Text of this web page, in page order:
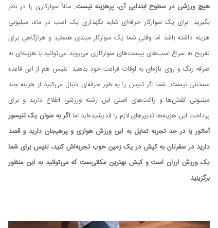
هیچ ورزشی در سطوح ابتدایی آن، پرهزینه نیست. مثلاً سوارکاری را در نظر
بگیرید. برای یک سوارکار حرفه‌ای شاید نگهداری یک اسب در ماه، میلیونی
هزینه داشته باشد اما وقتی شما یک سوارکار مبتدی هستید و هرازگاهی برای
تفریح به سراغ اسب‌های پیست‌های سوارکاری می‌روید می‌توانید با هزینه‌ای به
صرفه رنگ و روی تازه‌ای به اوقات فراغت خود بدهید. تنیس هم از این قاعده
مستثنی نیست. شما اگر تنیس را به طور حرفه‌ای دنبال می‌کنید از هزینه چند
میلیونی کفش‌ها و راکت‌های اصلی این رشته ورزشی اطلاع دارید و برای
پرداخت این هزینه‌ها تدبیرهای لازم را اندیشیده‌اید اما اگر به عنوان یک تنیسور
آماتور یا در حد تجربه تمایل به این ورزش هوازی و پرهیجان دارید و قصد
دارید در سفرتان به کیش در یک زمین خوب تجربه‌اش کنید، تنیس برای شما
یک ورزش ارزان است و کیش بهترین مکانی‌ست که می‌توانید به این منظور
برگزینید.